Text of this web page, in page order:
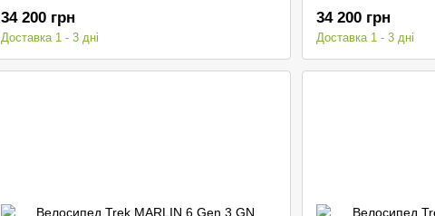
34 200 грн
Доставка 1 - 3 дні
34 200 грн
Доставка 1 - 3 дні